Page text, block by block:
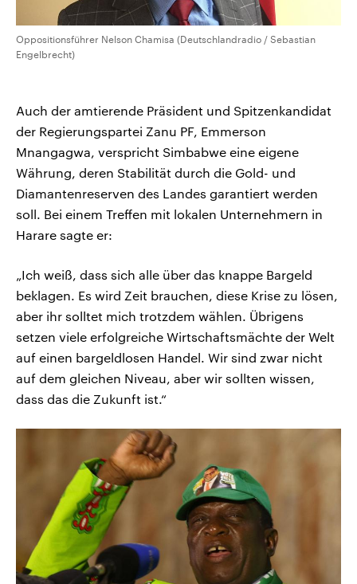
Oppositionsführer Nelson Chamisa (Deutschlandradio / Sebastian
Engelbrecht)
Auch der amtierende Präsident und Spitzenkandidat
der Regierungspartei Zanu PF, Emmerson
Mnangagwa, verspricht Simbabwe eine eigene
Währung, deren Stabilität durch die Gold- und
Diamantenreserven des Landes garantiert werden
soll. Bei einem Treffen mit lokalen Unternehmern in
Harare sagte er:
„Ich weiß, dass sich alle über das knappe Bargeld
beklagen. Es wird Zeit brauchen, diese Krise zu lösen,
aber ihr solltet mich trotzdem wählen. Übrigens
setzen viele erfolgreiche Wirtschaftsmächte der Welt
auf einen bargeldlosen Handel. Wir sind zwar nicht
auf dem gleichen Niveau, aber wir sollten wissen,
dass das die Zukunft ist.“